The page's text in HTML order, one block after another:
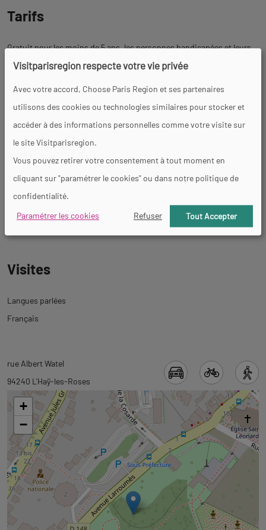
Tarifs
Gratuit pour les moins de 5 ans, les personnes handicapées et leurs
accompagnants.
Du 15 juillet à la fermeture de la Roseraie (hors période de floraison) :
Seule la visite guidée sera payante, au tarif unique de 1€.
Visites
Langues parlées
Français
l'onglet
informations
Revenir
à
l'onglet
carte
rue Albert Watel
94240 L'Haÿ-les-Roses
+
−
Visitparisregion respecte votre vie privée
Avec votre accord, Choose Paris Region et ses partenaires
utilisons des cookies ou technologies similaires pour stocker et
accéder à des informations personnelles comme votre visite sur
le site Visitparisregion.
Vous pouvez retirer votre consentement à tout moment en
cliquant sur "paramétrer le cookies" ou dans notre politique de
confidentialité.
Paramétrer les cookies
Refuser Tout Accepter